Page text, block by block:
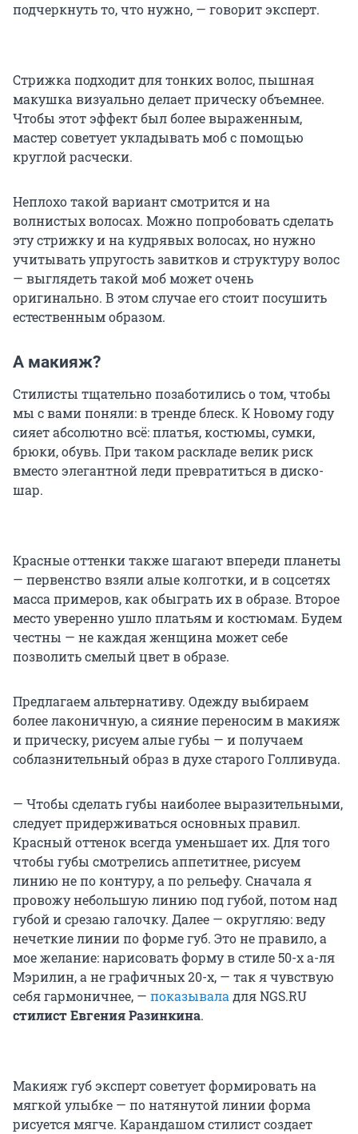
подчеркнуть то, что нужно, — говорит эксперт.
Стрижка подходит для тонких волос, пышная
макушка визуально делает прическу объемнее.
Чтобы этот эффект был более выраженным,
мастер советует укладывать моб с помощью
круглой расчески.
Неплохо такой вариант смотрится и на
волнистых волосах. Можно попробовать сделать
эту стрижку и на кудрявых волосах, но нужно
учитывать упругость завитков и структуру волос
— выглядеть такой моб может очень
оригинально. В этом случае его стоит посушить
естественным образом.
А макияж?
Стилисты тщательно позаботились о том, чтобы
мы с вами поняли: в тренде блеск. К Новому году
сияет абсолютно всё: платья, костюмы, сумки,
брюки, обувь. При таком раскладе велик риск
вместо элегантной леди превратиться в диско-
шар.
Красные оттенки также шагают впереди планеты
— первенство взяли алые колготки, и в соцсетях
масса примеров, как обыграть их в образе. Второе
место уверенно ушло платьям и костюмам. Будем
честны — не каждая женщина может себе
позволить смелый цвет в образе.
Предлагаем альтернативу. Одежду выбираем
более лаконичную, а сияние переносим в макияж
и прическу, рисуем алые губы — и получаем
соблазнительный образ в духе старого Голливуда.
— Чтобы сделать губы наиболее выразительными,
следует придерживаться основных правил.
Красный оттенок всегда уменьшает их. Для того
чтобы губы смотрелись аппетитнее, рисуем
линию не по контуру, а по рельефу. Сначала я
провожу небольшую линию под губой, потом над
губой и срезаю галочку. Далее — округляю: веду
нечеткие линии по форме губ. Это не правило, а
мое желание: нарисовать форму в стиле 50-х а-ля
Мэрилин, а не графичных 20-х, — так я чувствую
себя гармоничнее, — показываладля NGS.RU
стилист Евгения Разинкина.
Макияж губ эксперт советует формировать на
мягкой улыбке — по натянутой линии форма
рисуется мягче. Карандашом стилист создает